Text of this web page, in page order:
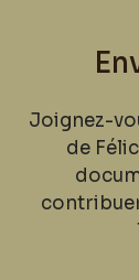
Joignez-
de